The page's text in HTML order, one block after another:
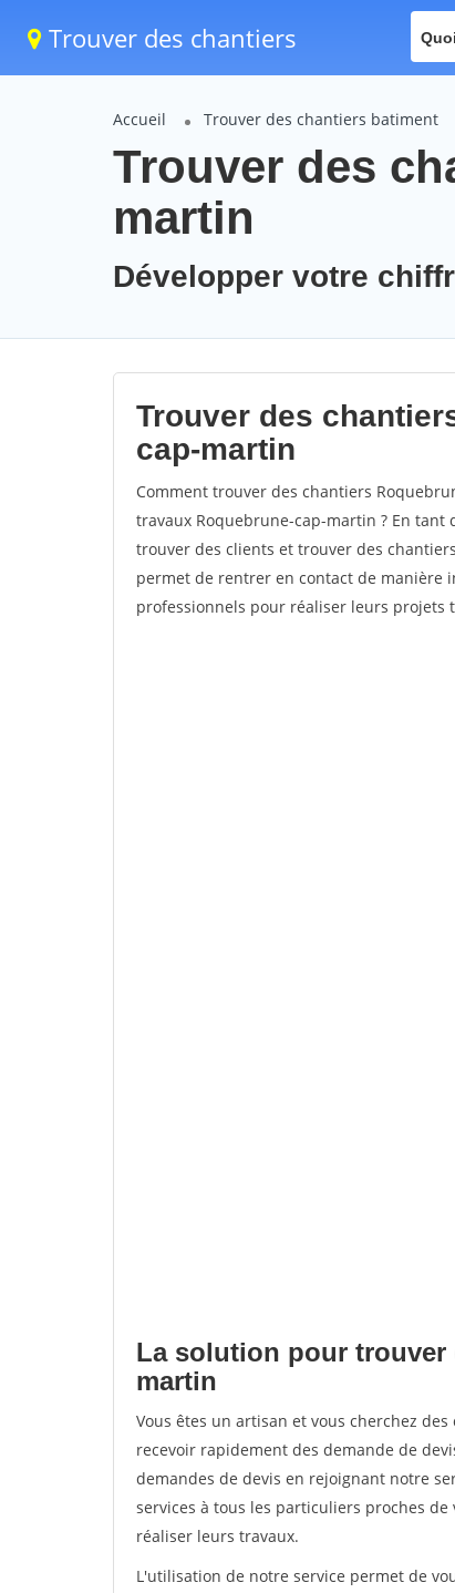
Trouver des chantiers
Accueil Trouver des chantiers batiment
Trouver des
martin
Développer votre
Trouver des
cap-martin
Comment trouver des chantiers
travaux Roquebrune-cap-martin ? En
trouver des clients et trouver des
permet de rentrer en contact de manière
professionnels pour réaliser leurs projets
La solution pour trouver
martin
Vous êtes un artisan et vous cherchez
recevoir rapidement des demande de
demandes de devis en rejoignant notre
services à tous les particuliers proches
réaliser leurs travaux.
L'utilisation de notre service permet de